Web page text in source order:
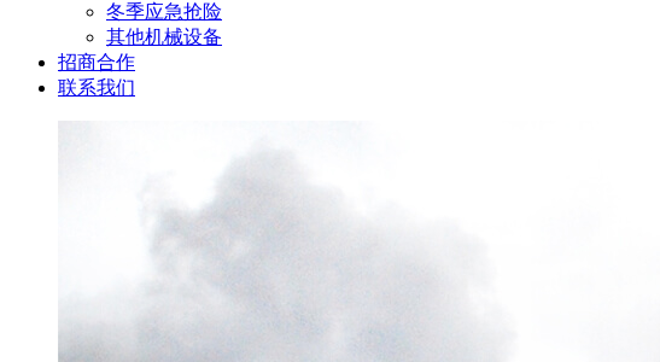
冬季应急抢险
其他机械设备
招商合作
联系我们